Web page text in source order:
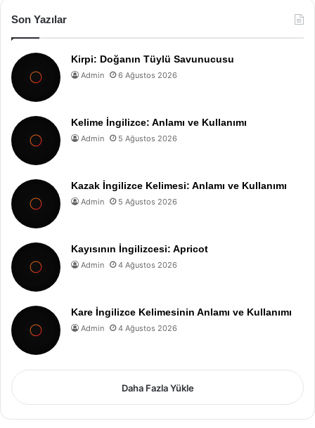
Son Yazılar
Kirpi: Doğanın Tüylü Savunucusu
Admin 6 Ağustos 2026
Kelime İngilizce: Anlamı ve Kullanımı
Admin 5 Ağustos 2026
Kazak İngilizce Kelimesi: Anlamı ve Kullanımı
Admin 5 Ağustos 2026
Kayısının İngilizcesi: Apricot
Admin 4 Ağustos 2026
Kare İngilizce Kelimesinin Anlamı ve Kullanımı
Admin 4 Ağustos 2026
Daha Fazla Yükle